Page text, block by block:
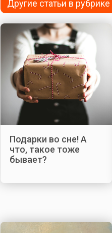
Другие статьи в
Подарки во сне! А
что, такое тоже
бывает?